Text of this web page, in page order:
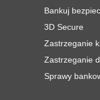
Bankuj
3D Secure
Zastrzeganie
Zastrzeganie
Sprawy